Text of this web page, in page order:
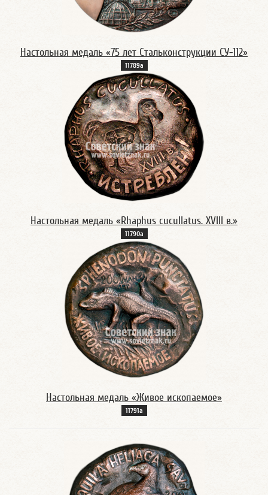
Настольная медаль «75 лет Стальконструкции СУ-112»
11789а
Настольная медаль «Rhaphus cucullatus. XVIII в.»
11790а
Настольная медаль «Живое ископаемое»
11791а